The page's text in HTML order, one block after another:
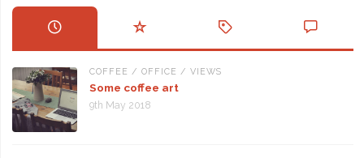
COFFEE / OFFICE / VIEWS
Some coffee art
9th May 2018